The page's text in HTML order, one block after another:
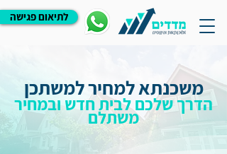
לתיאום פגישה
משכנתא למחיר למשתכן
הדרך שלכם לבית חדש ובמחיר
משתלם